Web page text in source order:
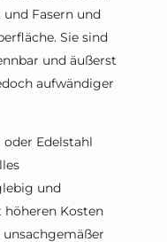
Fasern und
Sie sind
und äußerst
aufwändiger
Edelstahl
und
Kosten